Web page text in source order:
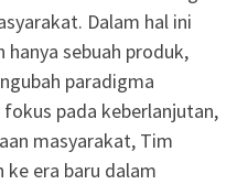
Dalam hal ini
hanya sebuah produk,
paradigma
fokus pada keberlanjutan,
masyarakat, Tim
ke era baru dalam